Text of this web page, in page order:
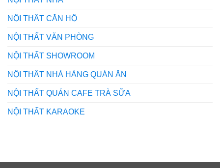
NỘI THẤT CĂN HỘ
NỘI THẤT VĂN PHÒNG
NỘI THẤT SHOWROOM
NỘI THẤT NHÀ HÀNG QUÁN ĂN
NỘI THẤT QUÁN CAFE TRÀ SỮA
NỘI THẤT KARAOKE